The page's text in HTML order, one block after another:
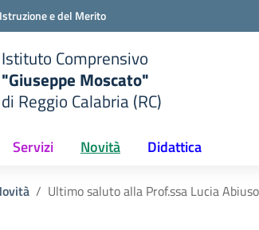
e del Merito
Istituto Comprensivo
"Giuseppe Moscato"
di Reggio Calabria (RC)
Servizi Novità Didattica
Ultimo saluto alla Prof.ssa Lucia Abiuso